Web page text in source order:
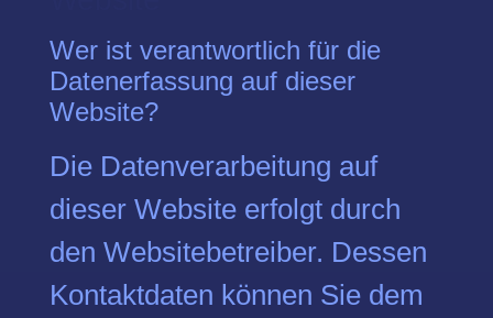
Wer ist verantwortlich für die
Datenerfassung auf dieser
Website?
Die Datenverarbeitung auf
dieser Website erfolgt durch
den Websitebetreiber. Dessen
Kontaktdaten können Sie dem